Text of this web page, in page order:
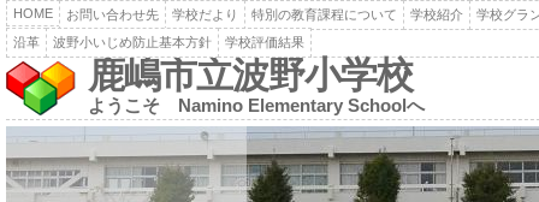
HOME お問い合わせ先 学校だより 特別の教育課程について 学校紹介
学校グラ
沿革
波野小いじめ防止基本方針 学校評価結果
鹿嶋市立波野小学校
ようこそ Namino Elementary Schoolへ